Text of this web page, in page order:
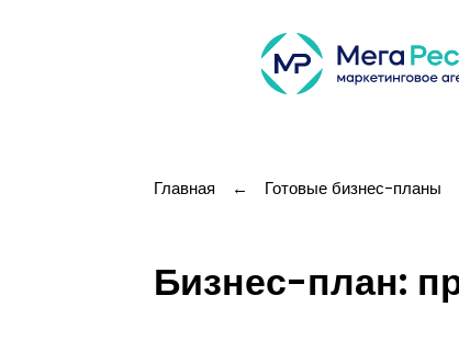
Главная ← Готовые бизнес-планы
Бизнес-план: